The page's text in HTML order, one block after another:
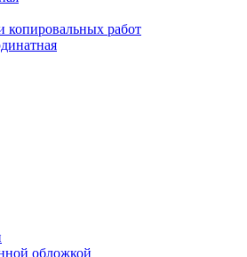
копировальных работ
обложкой